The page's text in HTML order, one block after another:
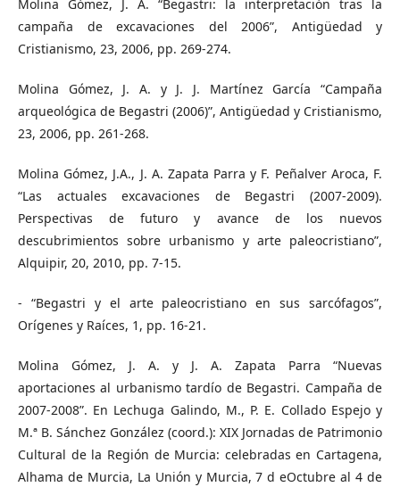
Molina Gómez, J. A. “Begastri: la interpretación tras la
campaña de excavaciones del 2006”, Antigüedad y
Cristianismo, 23, 2006, pp. 269-274.
Molina Gómez, J. A. y J. J. Martínez García “Campaña
arqueológica de Begastri (2006)”, Antigüedad y Cristianismo,
23, 2006, pp. 261-268.
Molina Gómez, J.A., J. A. Zapata Parra y F. Peñalver Aroca, F.
“Las actuales excavaciones de Begastri (2007-2009).
Perspectivas de futuro y avance de los nuevos
descubrimientos sobre urbanismo y arte paleocristiano”,
Alquipir, 20, 2010, pp. 7-15.
- “Begastri y el arte paleocristiano en sus sarcófagos”,
Orígenes y Raíces, 1, pp. 16-21.
Molina Gómez, J. A. y J. A. Zapata Parra “Nuevas
aportaciones al urbanismo tardío de Begastri. Campaña de
2007-2008”. En Lechuga Galindo, M., P. E. Collado Espejo y
M.ª B. Sánchez González (coord.): XIX Jornadas de Patrimonio
Cultural de la Región de Murcia: celebradas en Cartagena,
Alhama de Murcia, La Unión y Murcia, 7 d eOctubre al 4 de